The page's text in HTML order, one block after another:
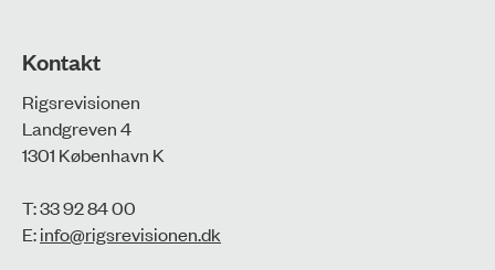
Kontakt
Rigsrevisionen
Landgreven 4
1301 København K
T: 33 92 84 00
E:info@rigsrevisionen.dk